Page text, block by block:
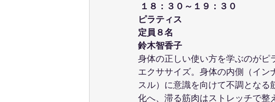
１８：３０～１９：３０
ピラティス
定員８名
鈴木智香子
身体の正しい使い方を学ぶのがピ
エクササイズ。身体の内側（イン
スル）に意識を向けて不調となる
化へ、滞る筋肉はストレッチで整